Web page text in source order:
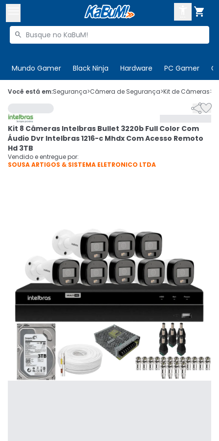

Buscar produtos

Mundo Gamer Black Ninja Hardware PC Gamer
 Olá. Acesse sua conta
 Departamentos
Cupons
Mais Vendidos
CADASTRE-SE
Você está em:Segurança>Câmera de Segurança>Kit de Câmeras>

Kit 8 Câmeras Intelbras Bullet 3220b Full Color Com
Áudio Dvr Intelbras 1216-c Mhdx Com Acesso Remoto
Hd 3TB
Vendido e entregue por:
SOUSA ARTIGOS & SISTEMA ELETRONICO LTDA